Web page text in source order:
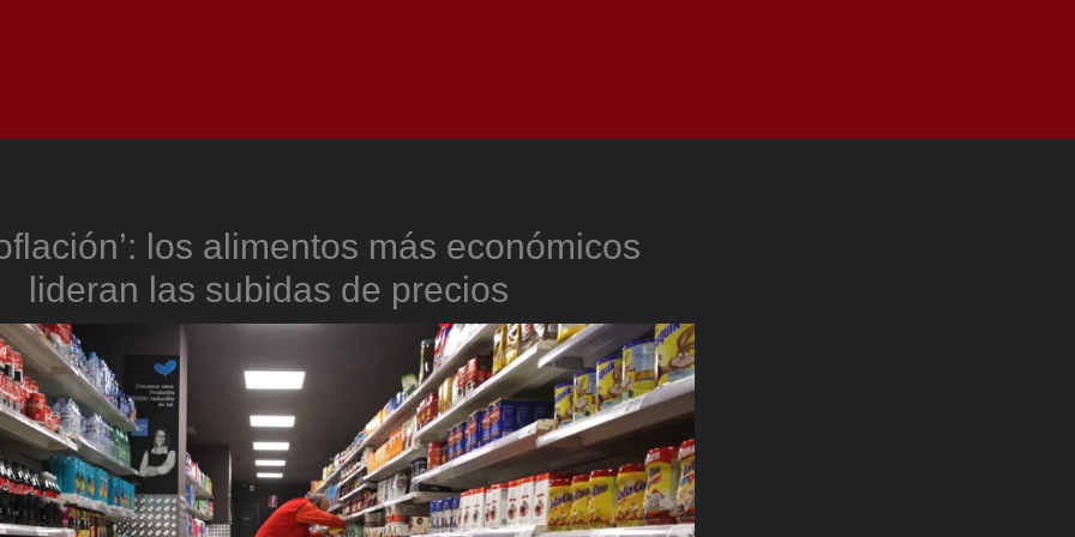
los alimentos más económicos
lideran las subidas de precios